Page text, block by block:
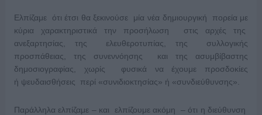
Ελπίζαμε ότι έτσι θα ξεκινούσε μία νέα δημιουργική πορεία με
κύρια χαρακτηριστικά την προσήλωση στις αρχές της
ανεξαρτησίας, της ελευθεροτυπίας, της συλλογικής
προσπάθειας, της συνεννόησης και της ασυμβίβαστης
δημοσιογραφίας, χωρίς φυσικά να έχουμε προσδοκίες
ή ψευδαισθήσεις περί «συνιδιοκτησίας» ή «συνδιεύθυνσης».
Παράλληλα ελπίζαμε – και ελπίζουμε ακόμη – ότι η διεύθυνση